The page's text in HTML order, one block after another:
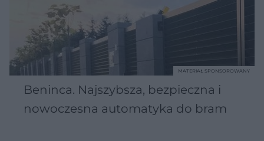
Beninca. Najszybsza, bezpieczna i
nowoczesna automatyka do bram
MATERIAŁ SPONSOROWANY